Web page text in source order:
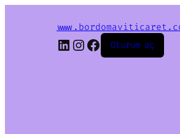
LinkedIn
Instagram
Facebook
Oturum aç